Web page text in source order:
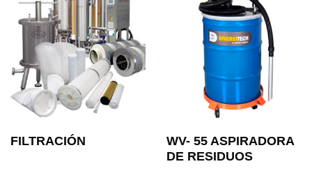
FILTRACIÓN
WV- 55 ASPIRADORA
DE RESIDUOS